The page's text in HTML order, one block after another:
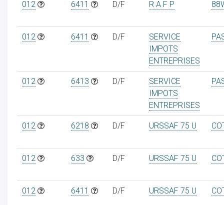
012 6411 D/F R A F P
012 6411 D/F
SERVICE
IMPOTS
ENTREPRISES
012 6413 D/F
SERVICE
IMPOTS
ENTREPRISES
012 6218 D/F URSSAF 75 U
012 633 D/F URSSAF 75 U
012 6411 D/F URSSAF 75 U